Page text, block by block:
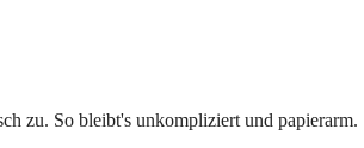
zu. So bleibt's unkompliziert und papierarm.